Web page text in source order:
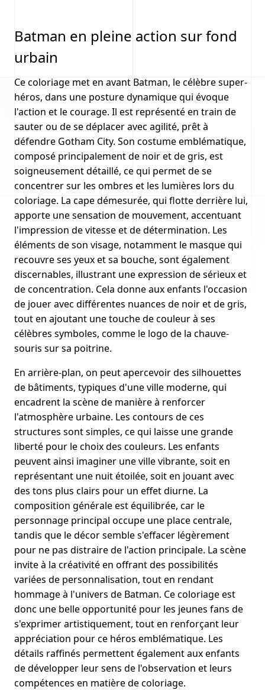
Batman en pleine action sur fond
urbain
Ce coloriage met en avant Batman, le célèbre super-
héros, dans une posture dynamique qui évoque
l'action et le courage. Il est représenté en train de
sauter ou de se déplacer avec agilité, prêt à
défendre Gotham City. Son costume emblématique,
composé principalement de noir et de gris, est
soigneusement détaillé, ce qui permet de se
concentrer sur les ombres et les lumières lors du
coloriage. La cape démesurée, qui flotte derrière lui,
apporte une sensation de mouvement, accentuant
l'impression de vitesse et de détermination. Les
éléments de son visage, notamment le masque qui
recouvre ses yeux et sa bouche, sont également
discernables, illustrant une expression de sérieux et
de concentration. Cela donne aux enfants l'occasion
de jouer avec différentes nuances de noir et de gris,
tout en ajoutant une touche de couleur à ses
célèbres symboles, comme le logo de la chauve-
souris sur sa poitrine.
En arrière-plan, on peut apercevoir des silhouettes
de bâtiments, typiques d'une ville moderne, qui
encadrent la scène de manière à renforcer
l'atmosphère urbaine. Les contours de ces
structures sont simples, ce qui laisse une grande
liberté pour le choix des couleurs. Les enfants
peuvent ainsi imaginer une ville vibrante, soit en
représentant une nuit étoilée, soit en jouant avec
des tons plus clairs pour un effet diurne. La
composition générale est équilibrée, car le
personnage principal occupe une place centrale,
tandis que le décor semble s'effacer légèrement
pour ne pas distraire de l'action principale. La scène
invite à la créativité en offrant des possibilités
variées de personnalisation, tout en rendant
hommage à l'univers de Batman. Ce coloriage est
donc une belle opportunité pour les jeunes fans de
s'exprimer artistiquement, tout en renforçant leur
appréciation pour ce héros emblématique. Les
détails raffinés permettent également aux enfants
de développer leur sens de l'observation et leurs
compétences en matière de coloriage.